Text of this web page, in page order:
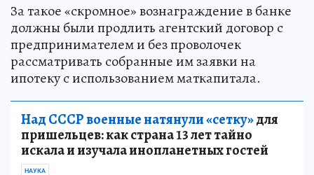
За такое «скромное» вознаграждение в банке
должны были продлить агентский договор с
предпринимателем и без проволочек
рассматривать собранные им заявки на
ипотеку с использованием маткапитала.
Над СССР военные натянули «сетку»для
пришельцев: как страна 13 лет тайно
искала и изучала инопланетных гостей
НАУКА